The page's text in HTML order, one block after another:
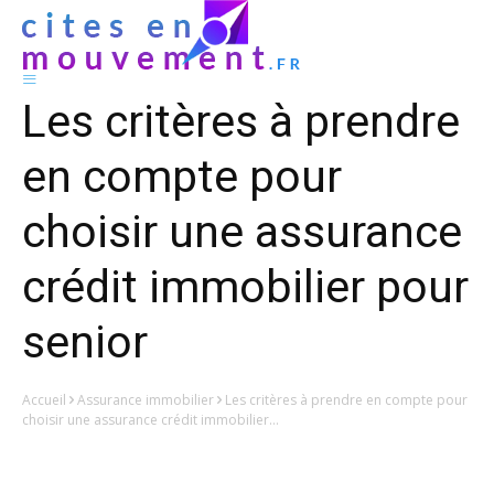
Les critères à prendre
en compte pour
choisir une assurance
crédit immobilier pour
senior
Accueil Assurance immobilier
Les critères à prendre en compte pour
choisir une assurance crédit immobilier...